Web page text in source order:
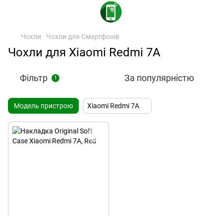
Чохли Чохли для Смартфонів
Чохли для Xiaomi Redmi 7A
Фільтр 1 За популярністю
Модель пристрою Xiaomi Redmi 7A